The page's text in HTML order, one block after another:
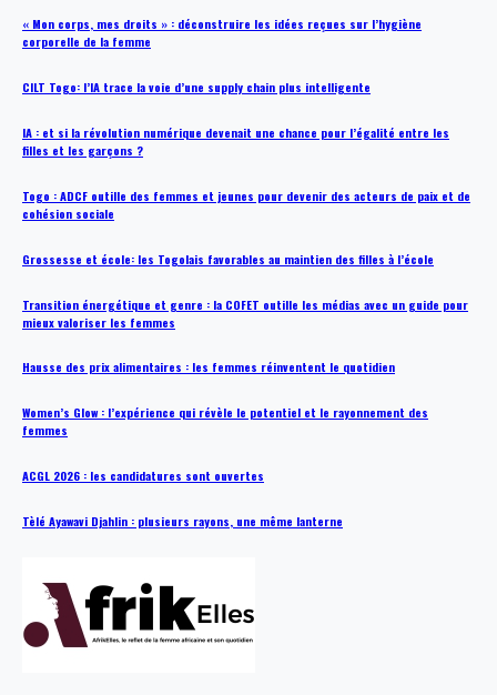
« Mon corps, mes droits » : déconstruire les idées reçues sur l’hygiène
corporelle de la femme
CILT Togo: l’IA trace la voie d’une supply chain plus intelligente
IA : et si la révolution numérique devenait une chance pour l’égalité entre les
filles et les garçons ?
Togo : ADCF outille des femmes et jeunes pour devenir des acteurs de paix et de
cohésion sociale
Grossesse et école: les Togolais favorables au maintien des filles à l’école
Transition énergétique et genre : la COFET outille les médias avec un guide pour
mieux valoriser les femmes
Hausse des prix alimentaires : les femmes réinventent le quotidien
Women’s Glow : l’expérience qui révèle le potentiel et le rayonnement des
femmes
ACGL 2026 : les candidatures sont ouvertes
Tèlé Ayawavi Djahlin : plusieurs rayons, une même lanterne